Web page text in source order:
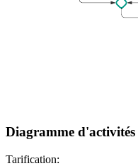
Diagramme d'activités
Tarification: